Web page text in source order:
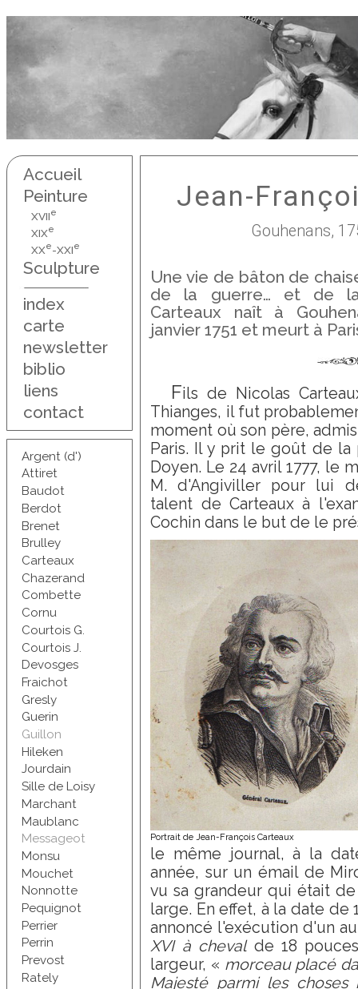
Accueil
Peinture
XVIIe
XIXe
XXe-XXIe
Sculpture
index
carte
newsletter
biblio
liens
contact
Argent (d')
Attiret
Baudot
Berdot
Brenet
Brulley
Carteaux
Chazerand
Combette
Cornu
Courtois G.
Courtois J.
Devosges
Fraichot
Gresly
Guerin
Guillon
Hileken
Jourdain
Sille de Loisy
Marchant
Maublanc
Messageot
Monsu
Mouchet
Nonnotte
Pequignot
Perrier
Perrin
Prevost
Rately
Jean-
Gouhenans,
Une vie de bâton de
de la guerre… et de la
Carteaux naît à
janvier 1751 et meurt à
Fils de Nicolas
Thianges, il fut
moment où son père,
Paris. Il y prit le goût de
Doyen. Le 24 avril 1777, le
M. d'Angiviller pour lui
talent de Carteaux à
Cochin dans le but de le
Portrait de Jean-François Carteaux
le même journal, à la
année, sur un émail de
vu sa grandeur qui était
large. En effet, à la date de
annoncé l'exécution d'un
XVI à chevalde 18
largeur, « morceau placé
Majesté parmi les